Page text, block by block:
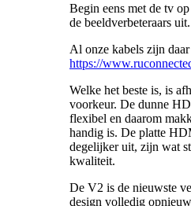
Begin eens met de tv
de beeldverbeteraars uit.
Al onze kabels zijn
https://
Welke het beste is, is
voorkeur. De dunne
flexibel en daarom
handig is. De platte
degelijker uit, zijn wat
kwaliteit.
De V2 is de nieuwste
design volledig